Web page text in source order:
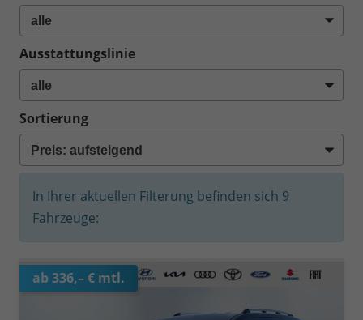
Ausstattungslinie
Sortierung
In Ihrer aktuellen Filterung befinden sich 9
Fahrzeuge:
ab 336,– € mtl.